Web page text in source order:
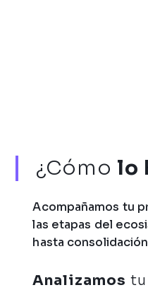
¿Cómo lo
Acompañamos tu
las etapas del
hasta
Analizamos